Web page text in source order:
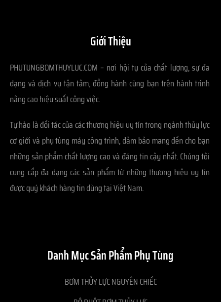
Giới Thiệu
PHUTUNGBOMTHUYLUC.COM – nơi hội tụ của chất lượng, sự đa
dạng và dịch vụ tận tâm, đồng hành cùng bạn trên hành trình
nâng cao hiệu suất công việc.
Tự hào là đối tác của các thương hiệu uy tín trong ngành thủy lực
cơ giới và phụ tùng máy công trình, đảm bảo mang đến cho bạn
những sản phẩm chất lượng cao và đáng tin cậy nhất. Chúng tôi
cung cấp đa dạng các sản phẩm từ những thương hiệu uy tín
được quý khách hàng tin dùng tại Việt Nam.
Danh Mục Sản Phẩm Phụ Tùng
BƠM THỦY LỰC NGUYÊN CHIẾC